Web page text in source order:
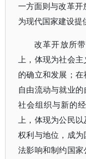
一方面则与改革开
为现代国家建设提
改革开放所
上，体现为社会
的确立和发展；
自由流动与就业
社会组织与新的
上，体现为公民
权利与地位，成
法影响和制约国